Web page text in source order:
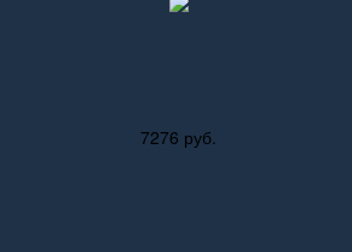
7276 руб.